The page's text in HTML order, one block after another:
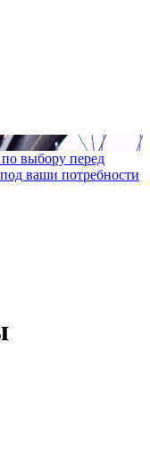
выбору перед
ваши потребности